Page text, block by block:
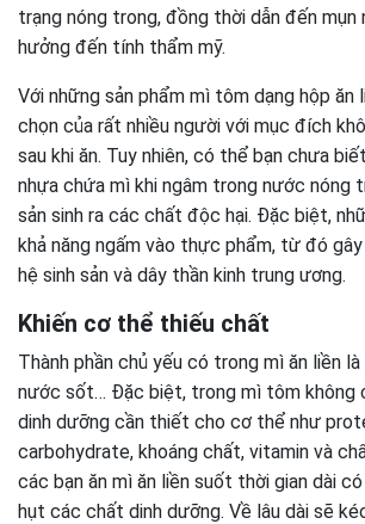
trạng nóng trong, đồng thời dẫn đến mụn
hưởng đến tính thẩm mỹ.
Với những sản phẩm mì tôm dạng hộp ăn
chọn của rất nhiều người với mục đích
sau khi ăn. Tuy nhiên, có thể bạn chưa
nhựa chứa mì khi ngâm trong nước nóng
sản sinh ra các chất độc hại. Đặc biệt,
khả năng ngấm vào thực phẩm, từ đó gây
hệ sinh sản và dây thần kinh trung ương.
Khiến cơ thể thiếu chất
Thành phần chủ yếu có trong mì ăn liền
nước sốt… Đặc biệt, trong mì tôm không
dinh dưỡng cần thiết cho cơ thể như
carbohydrate, khoáng chất, vitamin và
các bạn ăn mì ăn liền suốt thời gian dài
hụt các chất dinh dưỡng. Về lâu dài sẽ